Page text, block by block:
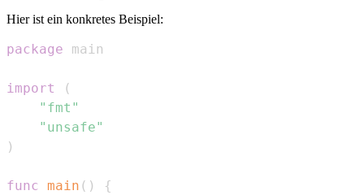
Hier ist ein konkretes Beispiel:
package
import
(
"fmt"
"unsafe"
)
func main ( )
{